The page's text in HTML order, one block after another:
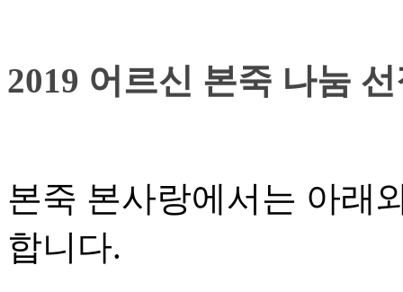
2019 어르신 본죽 나눔
본죽 본사랑에서는 아래
합니다.